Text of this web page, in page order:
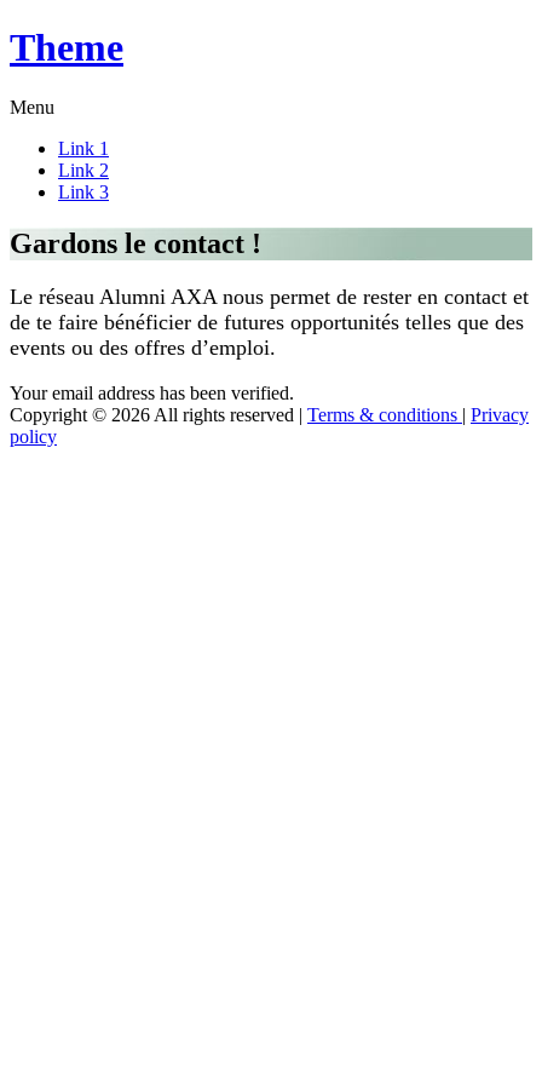
Theme
Menu
Link 1
Link 2
Link 3
Gardons le contact !
Le réseau Alumni AXA nous permet de rester en contact et
de te faire bénéficier de futures opportunités telles que des
events ou des offres d’emploi.
Your email address has been verified.
Copyright © 2026 All rights reserved | Terms & conditions | Privacy
policy